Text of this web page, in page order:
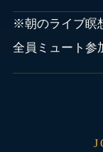
※朝のライブ瞑
全員ミュート参